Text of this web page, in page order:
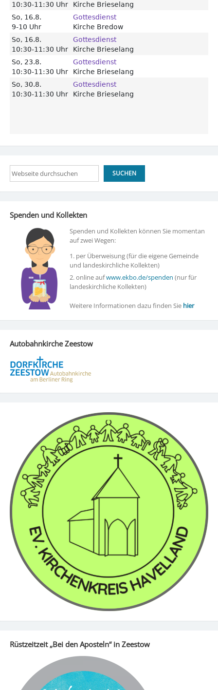
Suchen SUCHEN
Spenden und Kollekten
Spenden und Kollekten können Sie momentan
auf zwei Wegen:
1. per Überweisung (für die eigene Gemeinde
und landeskirchliche Kollekten)
2. online aufwww.ekbo.de/spenden (nur für
landeskirchliche Kollekten)
Weitere Informationen dazu finden Sie hier
Autobahnkirche Zeestow
Rüstzeitzeit „Bei den Aposteln“ in Zeestow